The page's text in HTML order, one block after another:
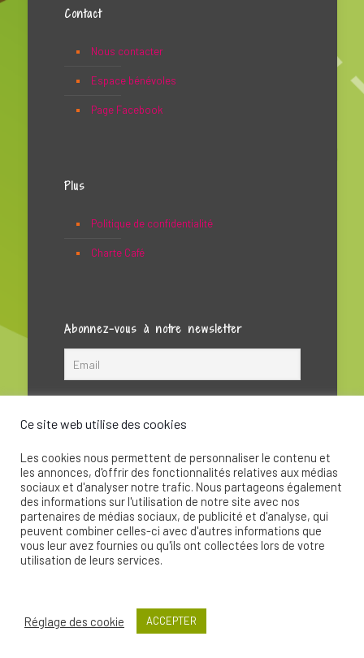
Contact
Nous contacter
Espace bénévoles
Page Facebook
Plus
Politique de confidentialité
Charte Café
Abonnez-vous à notre newsletter
© 2020 - La Soupape Association - Création par
Ce site web utilise des cookies
Les cookies nous permettent de personnaliser le contenu et
les annonces, d'offrir des fonctionnalités relatives aux médias
sociaux et d'analyser notre trafic. Nous partageons également
des informations sur l'utilisation de notre site avec nos
partenaires de médias sociaux, de publicité et d'analyse, qui
peuvent combiner celles-ci avec d'autres informations que
vous leur avez fournies ou qu'ils ont collectées lors de votre
utilisation de leurs services.
Réglage des cookie ACCEPTER